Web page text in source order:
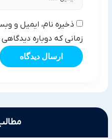
ذخیره نام، ایمیل و
زمانی که دوباره
ارسال دیدگاه